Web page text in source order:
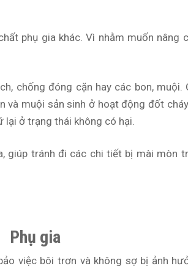
phụ gia khác. Vì nhằm muốn nâng
chống đóng cặn hay các bon, muội.
muội sản sinh ở hoạt động đốt
lại ở trạng thái không có hại.
giúp tránh đi các chi tiết bị mài mòn
Phụ gia
việc bôi trơn và không sợ bị ảnh